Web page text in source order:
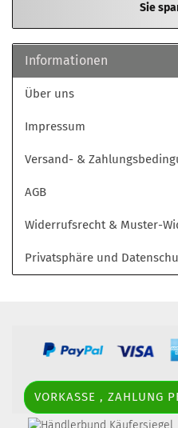
Sie
Informationen
Über uns
Impressum
Versand- &
AGB
Widerrufsrecht & Muster-
Privatsphäre und
VORKASSE , ZAHLUNG